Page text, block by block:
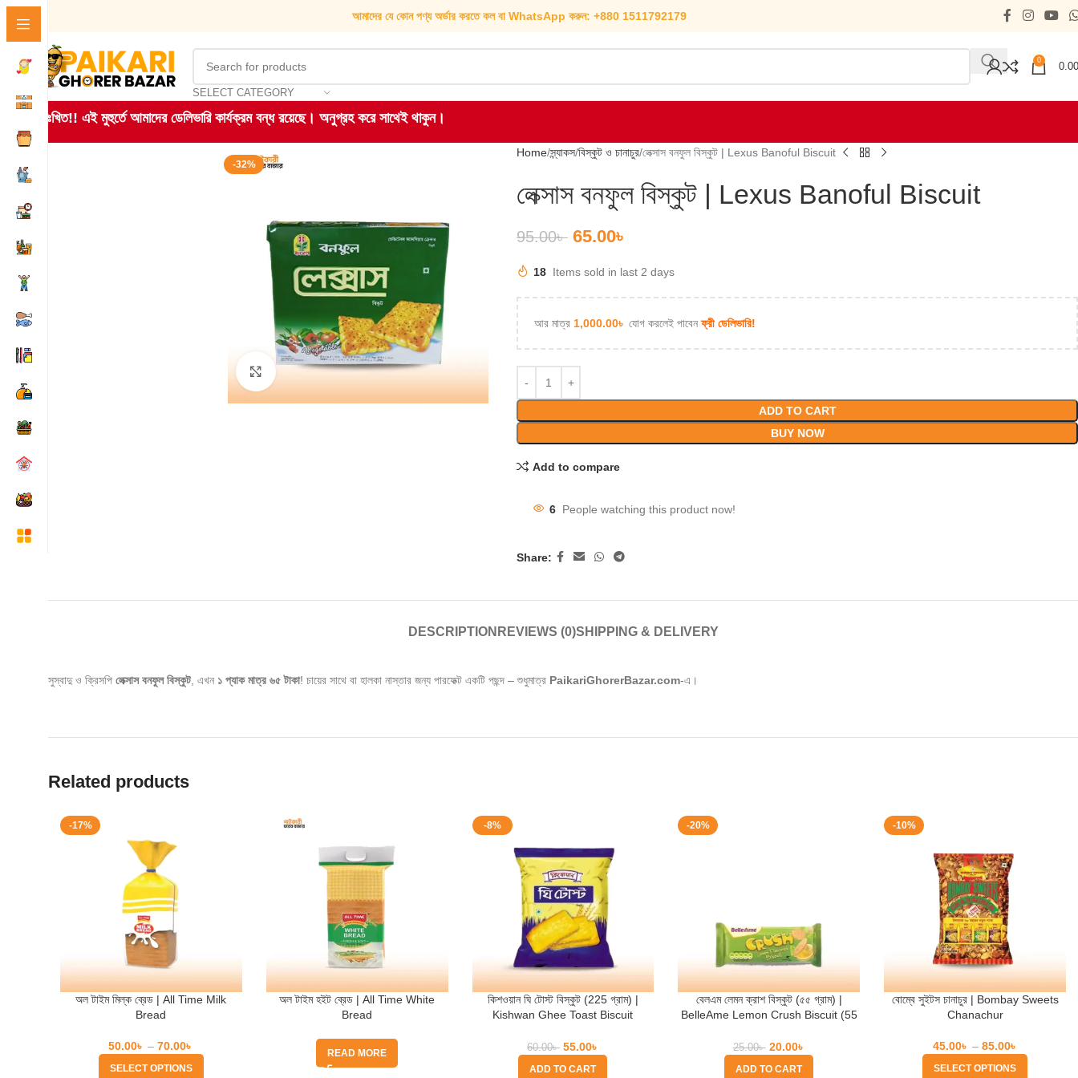
আমাদের যে কোন পণ্য অর্ডার করতে কল বা WhatsApp করুন: +880 1511792179
SELECT CATEGORY
0
0.00
দুঃখিত!! এই মুহুর্তে আমাদের ডেলিভারি কার্যক্রম বন্ধ রয়েছে। অনুগ্রহ করে সাথেই থাকুন।
-32%
Click to enlarge
Home স্ন্যাকস বিস্কুট ও চানাচুর লেক্সাস বনফুল বিস্কুট | Lexus Banoful Biscuit
লেক্সাস বনফুল বিস্কুট | Lexus Banoful Biscuit
95.00৳ 65.00৳
18 Items sold in last 2 days
আর মাত্র 1,000.00৳ যোগ করলেই পাবেনফ্রী ডেলিভারি!
ADD TO CART
BUY NOW
Add to compare
6 People watching this product now!
Share:
DESCRIPTION REVIEWS (0)SHIPPING & DELIVERY
সুস্বাদু ও ক্রিসপি লেক্সাস বনফুল বিস্কুট , এখন ১ প্যাক মাত্র ৬৫ টাকা! চায়ের সাথে বা হালকা নাস্তার জন্য পারফেক্ট একটি পছন্দ – শুধুমাত্র PaikariGhorerBazar.com-এ।
Related products
-17%
অল টাইম মিল্ক ব্রেড | All Time Milk
Bread
50.00৳ – 70.00৳
SELECT OPTIONS
অল টাইম হইট ব্রেড | All Time White
Bread
READ MORE
-8%
কিশওয়ান ঘি টোস্ট বিস্কুট (225 গ্রাম) |
Kishwan Ghee Toast Biscuit
60.00৳ 55.00৳
ADD TO CART
-20%
বেলএম লেমন ক্রাশ বিস্কুট (৫৫ গ্রাম) |
BelleAme Lemon Crush Biscuit (55
25.00৳ 20.00৳
ADD TO CART
-10%
বোম্বে সুইটস চানাচুর | Bombay Sweets
Chanachur
45.00৳ – 85.00৳
SELECT OPTIONS